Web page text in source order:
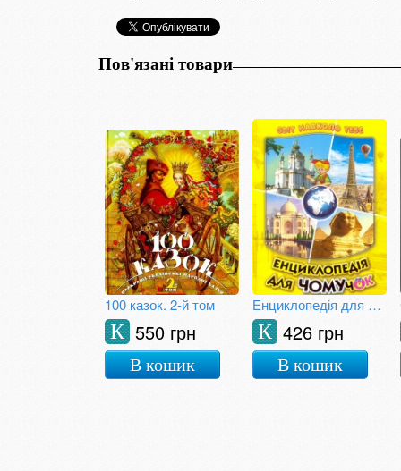
Пов'язані товари
100 казок. 2-й том
550 грн
К
В кошик
Енциклопедія для чомучок. Книга 4
426 грн
К
В кошик